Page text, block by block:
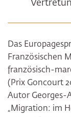
Das
Französischen
französisch-
(Prix Goncourt
Autor Georges-
„Migration: im